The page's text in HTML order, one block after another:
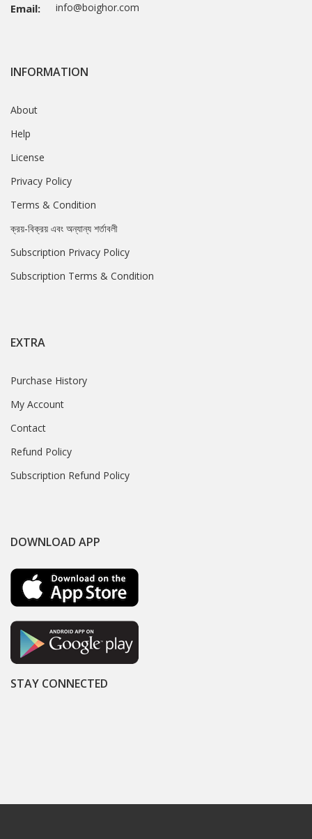
Email: info@boighor.com
INFORMATION
About
Help
License
Privacy Policy
Terms & Condition
ক্রয়-বিক্রয় এবং অন্যান্য শর্তাবলী
Subscription Privacy Policy
Subscription Terms & Condition
EXTRA
Purchase History
My Account
Contact
Refund Policy
Subscription Refund Policy
DOWNLOAD APP
STAY CONNECTED